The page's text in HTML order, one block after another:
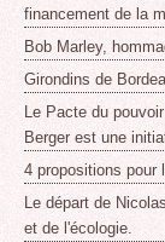
financement de la
Bob Marley,
Girondins de
Le Pacte du
Berger est une
4 propositions pour
Le départ de
et de l'écologie.